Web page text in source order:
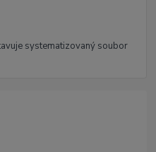
systematizovaný soubor